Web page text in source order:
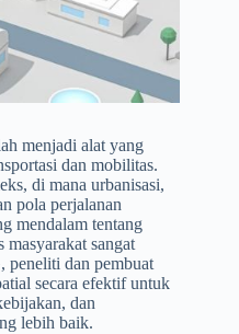
menjadi alat yang
dan mobilitas.
di mana urbanisasi,
pola perjalanan
mendalam tentang
masyarakat sangat
peneliti dan pembuat
secara efektif untuk
dan
lebih baik.